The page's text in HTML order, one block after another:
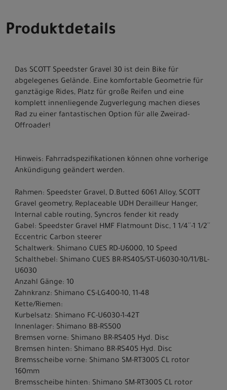
Produktdetails
Das SCOTT Speedster Gravel 30 ist dein Bike für
abgelegenes Gelände. Eine komfortable Geometrie für
ganztägige Rides, Platz für große Reifen und eine
komplett innenliegende Zugverlegung machen dieses
Rad zu einer fantastischen Option für alle Zweirad-
Offroader!
Hinweis: Fahrradspezifikationen können ohne vorherige
Ankündigung geändert werden.
Rahmen: Speedster Gravel, D.Butted 6061 Alloy, SCOTT
Gravel geometry, Replaceable UDH Derailleur Hanger,
Internal cable routing, Syncros fender kit ready
Gabel: Speedster Gravel HMF Flatmount Disc, 1 1/4´´-1 1/2´´
Eccentric Carbon steerer
Schaltwerk: Shimano CUES RD-U6000, 10 Speed
Schalthebel: Shimano CUES BR-RS405/ST-U6030-10/11/BL-
U6030
Anzahl Gänge: 10
Zahnkranz: Shimano CS-LG400-10, 11-48
Kette/Riemen:
Kurbelsatz: Shimano FC-U6030-1-42T
Innenlager: Shimano BB-RS500
Bremsen vorne: Shimano BR-RS405 Hyd. Disc
Bremsen hinten: Shimano BR-RS405 Hyd. Disc
Bremsscheibe vorne: Shimano SM-RT300S CL rotor
160mm
Bremsscheibe hinten: Shimano SM-RT300S CL rotor